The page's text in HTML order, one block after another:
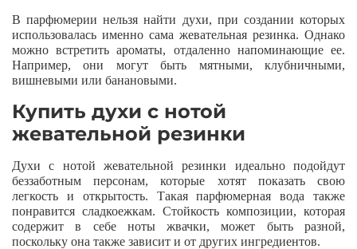
В парфюмерии нельзя найти духи, при создании которых
использовалась именно сама жевательная резинка. Однако
можно встретить ароматы, отдаленно напоминающие ее.
Например, они могут быть мятными, клубничными,
вишневыми или банановыми.
Купить духи с нотой
жевательной резинки
Духи с нотой жевательной резинки идеально подойдут
беззаботным персонам, которые хотят показать свою
легкость и открытость. Такая парфюмерная вода также
понравится сладкоежкам. Стойкость композиции, которая
содержит в себе ноты жвачки, может быть разной,
поскольку она также зависит и от других ингредиентов.